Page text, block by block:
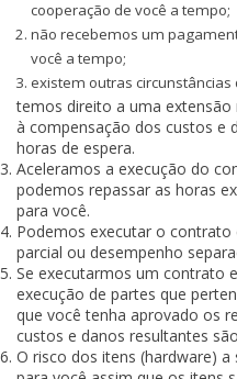
cooperação de você a tempo;
não recebemos um
você a tempo;
existem outras circunstâncias
temos direito a uma
à compensação dos custos e
horas de espera.
Aceleramos a execução do
podemos repassar as horas
para você.
Podemos executar o
parcial ou desempenho
Se executarmos um contrato
execução de partes que
que você tenha aprovado os
custos e danos resultantes
O risco dos itens (hardware)